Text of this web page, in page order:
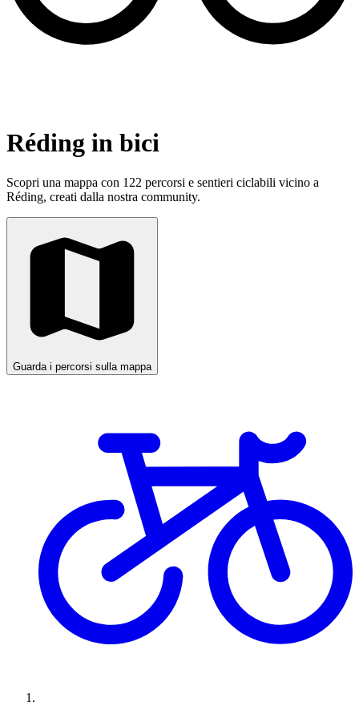
Réding in bici
Scopri una mappa con 122 percorsi e sentieri ciclabili vicino a
Réding, creati dalla nostra community.
Guarda i percorsi sulla mappa